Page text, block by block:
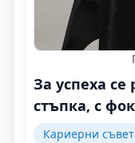
За успеха се
стъпка, с
Кариерни